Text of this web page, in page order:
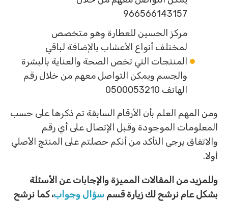
966566143157
مركز الحسين للعطارة وهو متخصص
لمختلف أنواع الأعشاب بالإضافة لباقي
المنتجات التي تخص الصحة والعناية بالبشرة
والجسم ويمكن التواصل معهم من خلال رقم
الهاتف 0500053210
ومن المهم العلم بأن الأرقام السابقة تم ذكرها على حسب
المعلومات الموجودة وقبل الإتصال على أي رقم
والاتفاق يرجى التأكد من أنكم حصلتم على المنتج الأصلي
أولا.
وللمزيد من المقالات المميزة والإجابات عن الأسئلة
بشكل عام نرشح لك زيارة قسم سؤال وجواب، كما نرشح